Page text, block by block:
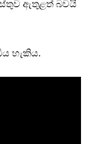
ඇතුළත් බවයි
හැකිය.